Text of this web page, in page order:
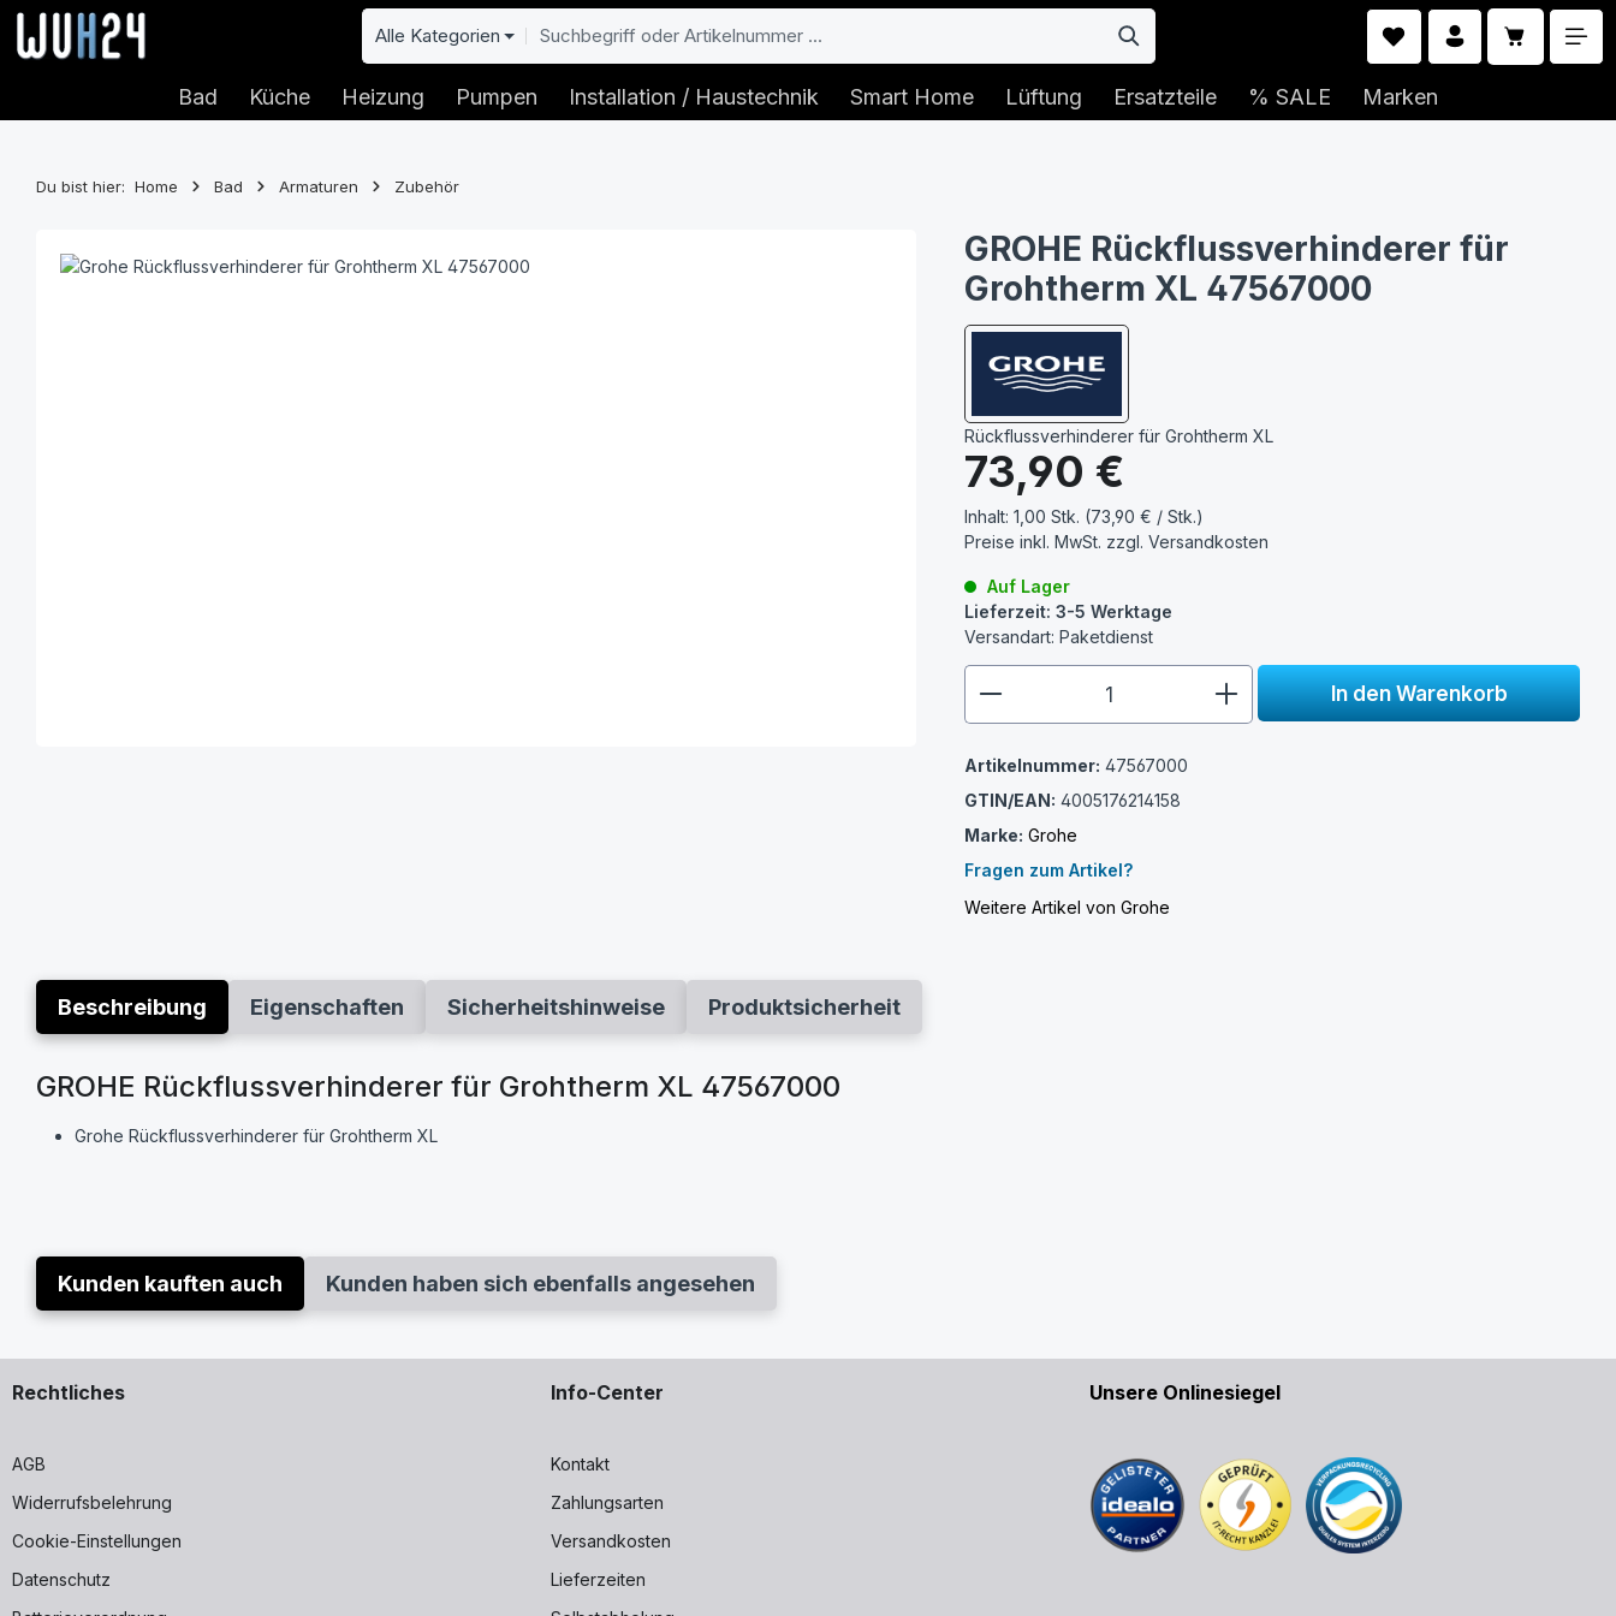
Hauptinhalt springen
Zur Suche springen
Zur Hauptnavigation springen Alle Kategorien
Bad Küche Heizung Pumpen Installation / Haustechnik Smart Home Lüftung Ersatzteile % SALE Marken
Du bist hier: Home Bad Armaturen Zubehör
GROHE Rückflussverhinderer für
Grohtherm XL 47567000
Rückflussverhinderer für Grohtherm XL
73,90 €
Inhalt:1,00 Stk. (73,90 € / Stk.)
Preise inkl. MwSt. zzgl.Versandkosten
Auf Lager
Lieferzeit: 3-5 Werktage
Versandart: Paketdienst
In den Warenkorb
Artikelnummer: 47567000
GTIN/EAN: 4005176214158
Marke: Grohe
Fragen zum Artikel?
Weitere Artikel von Grohe
Beschreibung Eigenschaften Sicherheitshinweise Produktsicherheit
GROHE Rückflussverhinderer für Grohtherm XL 47567000
Grohe Rückflussverhinderer für Grohtherm XL
Kunden kauften auch Kunden haben sich ebenfalls angesehen
Rechtliches
AGB
Widerrufsbelehrung
Cookie-Einstellungen
Datenschutz
Info-Center
Kontakt
Zahlungsarten
Versandkosten
Lieferzeiten
Unsere Onlinesiegel